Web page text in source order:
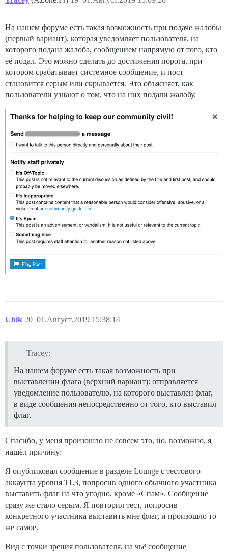
На нашем форуме есть такая возможность при подаче жалобы
(первый вариант), которая уведомляет пользователя, на
которого подана жалоба, сообщением напрямую от того, кто
её подал. Это можно сделать до достижения порога, при
котором срабатывает системное сообщение, и пост
становится серым или скрывается. Это объясняет, как
пользователи узнают о том, что на них подали жалобу.
Ubik 01.Август.2019 15:38:14
20
Tracey:
На нашем форуме есть такая возможность при
выставлении флага (верхний вариант): отправляется
уведомление пользователю, на которого выставлен флаг,
в виде сообщения непосредственно от того, кто выставил
флаг.
Спасибо, у меня произошло не совсем это, но, возможно, я
нашёл причину:
Я опубликовал сообщение в разделе Lounge с тестового
аккаунта уровня TL3, попросив одного обычного участника
выставить флаг на что угодно, кроме «Спам». Сообщение
сразу же стало серым. Я повторил тест, попросив
конкретного участника выставить мне флаг, и произошло то
же самое.
Вид с точки зрения пользователя, на чьё сообщение